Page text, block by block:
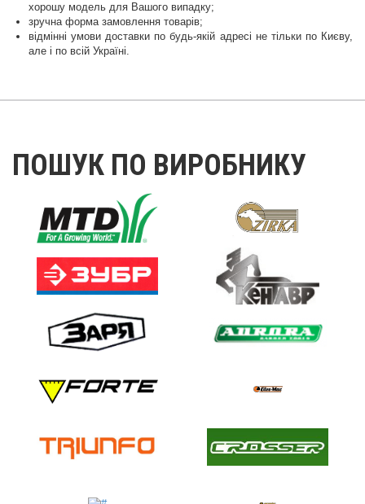
хорошу модель для Вашого випадку;
зручна форма замовлення товарів;
відмінні умови доставки по будь-якій адресі не тільки по Києву,
але і по всій Україні.
ПОШУК ПО ВИРОБНИКУ